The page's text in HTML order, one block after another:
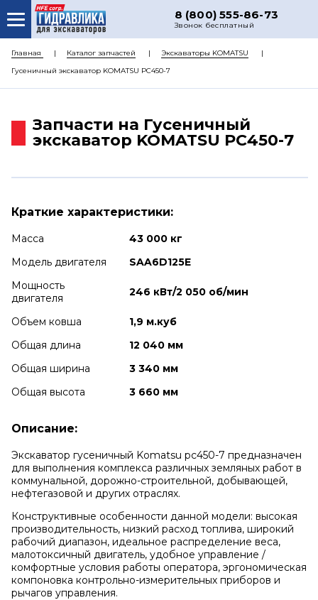
8 (800) 555-86-73
Звонок бесплатный
О НАС
КАТАЛОГ ЗАПЧАСТЕЙ
ДОСТАВКА
Главная Каталог запчастей
Экскаваторы KOMATSU
Гусеничный экскаватор KOMATSU PC450-7
Запчасти на Гусеничный
экскаватор KOMATSU PC450-7
Краткие характеристики:
Масса
43 000 кг
Модель двигателя
SAA6D125E
Мощность
двигателя
246 кВт/2 050 об/мин
Объем ковша
1,9 м.куб
Общая длина
12 040 мм
Общая ширина
3 340 мм
Общая высота
3 660 мм
Описание:
Экскаватор гусеничный Komatsu pc450-7 предназначен
для выполнения комплекса различных земляных работ в
коммунальной, дорожно-строительной, добывающей,
нефтегазовой и других отраслях.
Конструктивные особенности данной модели: высокая
производительность, низкий расход топлива, широкий
рабочий диапазон, идеальное распределение веса,
малотоксичный двигатель, удобное управление /
комфортные условия работы оператора, эргономическая
компоновка контрольно-измерительных приборов и
рычагов управления.